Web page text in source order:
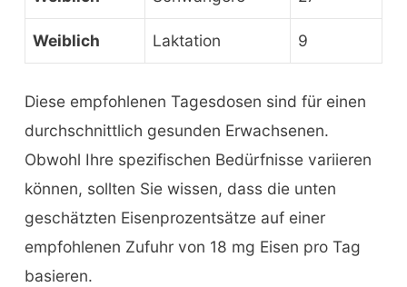
Weiblich Laktation 9
Diese empfohlenen Tagesdosen sind für einen
durchschnittlich gesunden Erwachsenen.
Obwohl Ihre spezifischen Bedürfnisse variieren
können, sollten Sie wissen, dass die unten
geschätzten Eisenprozentsätze auf einer
empfohlenen Zufuhr von 18 mg Eisen pro Tag
basieren.